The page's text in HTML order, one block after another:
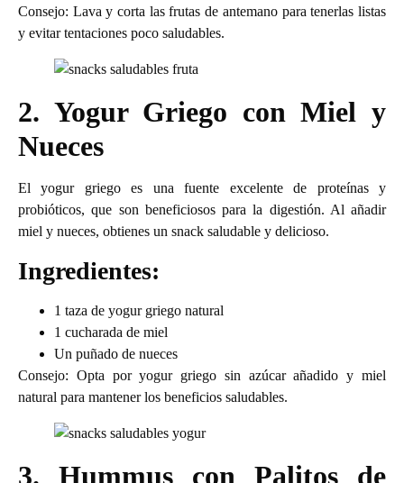
Consejo: Lava y corta las frutas de antemano para tenerlas listas
y evitar tentaciones poco saludables.
2. Yogur Griego con Miel y
Nueces
El yogur griego es una fuente excelente de proteínas y
probióticos, que son beneficiosos para la digestión. Al añadir
miel y nueces, obtienes un snack saludable y delicioso.
Ingredientes:
1 taza de yogur griego natural
1 cucharada de miel
Un puñado de nueces
Consejo: Opta por yogur griego sin azúcar añadido y miel
natural para mantener los beneficios saludables.
3. Hummus con Palitos de